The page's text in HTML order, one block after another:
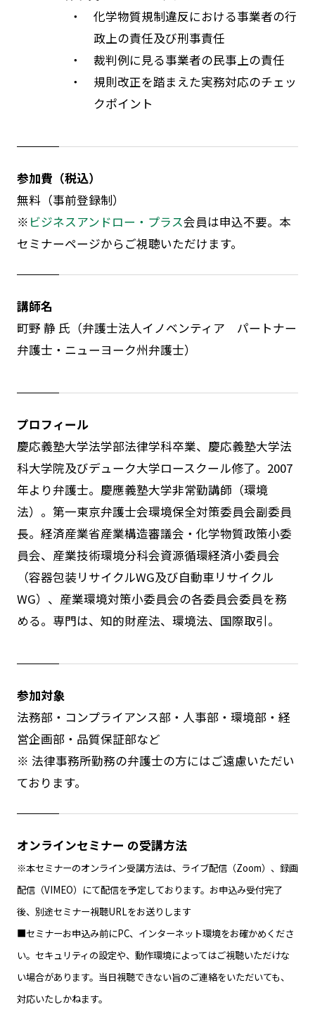
・ 化学物質規制違反における事業者の行
政上の責任及び刑事責任
・ 裁判例に見る事業者の民事上の責任
・ 規則改正を踏まえた実務対応のチェッ
クポイント
参加費（税込）
無料（事前登録制）
※ ビジネスアンドロー・プラス会員は申込不要。本
セミナーページからご視聴いただけます。
講師名
町野 静 氏（弁護士法人イノベンティア パートナー
弁護士・ニューヨーク州弁護士）
プロフィール
慶応義塾大学法学部法律学科卒業、慶応義塾大学法
科大学院及びデューク大学ロースクール修了。2007
年より弁護士。慶應義塾大学非常勤講師（環境
法）。第一東京弁護士会環境保全対策委員会副委員
長。経済産業省産業構造審議会・化学物質政策小委
員会、産業技術環境分科会資源循環経済小委員会
（容器包装リサイクルWG及び自動車リサイクル
WG）、産業環境対策小委員会の各委員会委員を務
める。専門は、知的財産法、環境法、国際取引。
参加対象
法務部・コンプライアンス部・人事部・環境部・経
営企画部・品質保証部など
※ 法律事務所勤務の弁護士の方にはご遠慮いただい
ております。
オンラインセミナー の受講方法
※本セミナーのオンライン受講方法は、ライブ配信（Zoom）、録画
配信（VIMEO）にて配信を予定しております。お申込み受付完了
後、別途セミナー視聴URLをお送りします
■セミナーお申込み前にPC、インターネット環境をお確かめくださ
い。セキュリティの設定や、動作環境によってはご視聴いただけな
い場合があります。当日視聴できない旨のご連絡をいただいても、
対応いたしかねます。